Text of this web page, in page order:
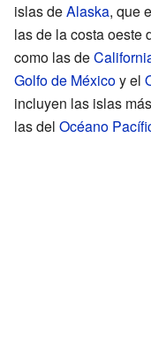
islas deAlaska, que
las de la costa oeste
como las de
Golfo de Méxicoy el
incluyen las islas
las del Océano